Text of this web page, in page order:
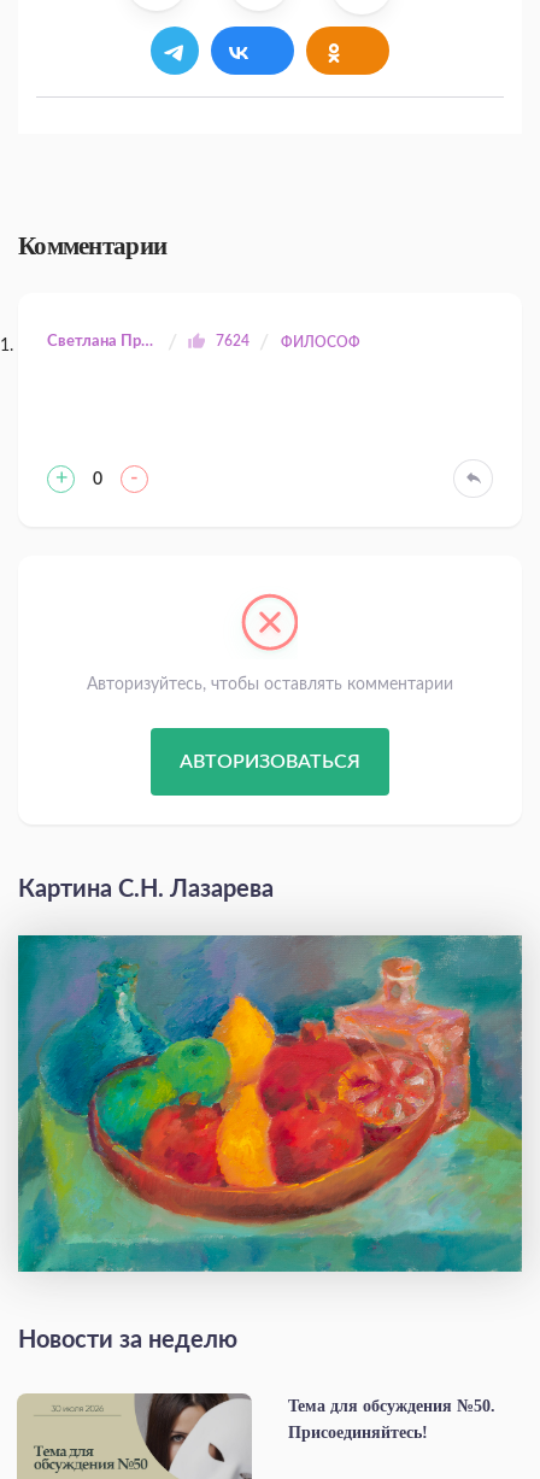
Комментарии
Светлана Прилуцкая 7624 ФИЛОСОФ
+ 0 -
Авторизуйтесь, чтобы оставлять комментарии
АВТОРИЗОВАТЬСЯ
Картина С.Н. Лазарева
Новости за неделю
Тема для обсуждения №50.
Присоединяйтесь!